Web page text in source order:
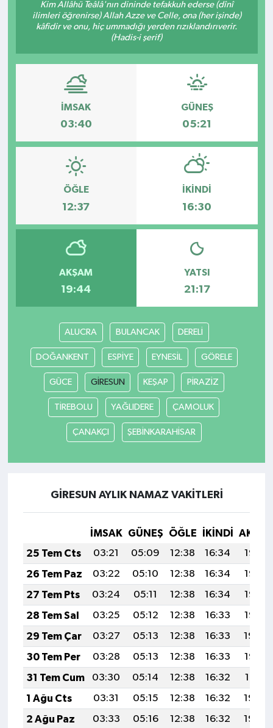
Kim Allâhü Teâlâ'nın dininde tefakkuh ederse (dînî
ilimleri öğrenirse) Allah Azze ve Celle, ona (her işinde)
kâfidir ve onu, hiç ummadığı yerden rızıklandırıverir.
(Hadis-i şerif)
İMSAK
03:40
GÜNEŞ
05:21
ÖĞLE
12:37
İKINDI
16:30
AKŞAM
19:44
YATSI
21:17
ALUCRA BULANCAK DERELİ
DOĞANKENT ESPİYE EYNESİL GÖRELE
GÜCE GİRESUN KEŞAP PİRAZİZ
TİREBOLU YAĞLIDERE ÇAMOLUK
ÇANAKÇI ŞEBİNKARAHİSAR
GİRESUN AYLIK NAMAZ VAKITLERI
İMSAK GÜNEŞ ÖĞLE İKINDI
25 Tem Cts
03:21 05:09 12:38 16:34
19:57
26 Tem Paz
03:22 05:10 12:38 16:34
19:56
27 Tem Pts
03:24 05:11 12:38 16:34
19:55
28 Tem Sal
03:25 05:12 12:38 16:33
19:55
29 Tem Çar
03:27 05:13 12:38 16:33
19:54
30 Tem Per
03:28 05:13 12:38 16:33
19:53
31 Tem Cum
03:30 05:14 12:38 16:32
19:51
1 Ağu Cts
03:31 05:15 12:38 16:32
19:50
2 Ağu Paz
03:33 05:16 12:38 16:32
19:49
Kültür - Sanat
Yaşam